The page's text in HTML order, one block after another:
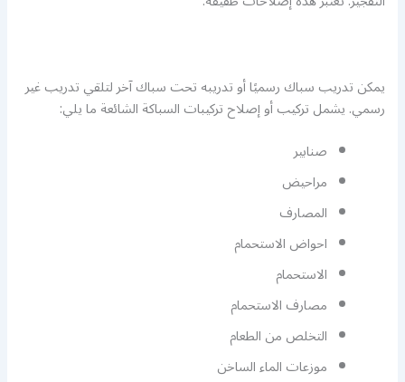
يمكن تدريب سباك رسميًا أو تدريبه تحت سباك آخر لتلقي تدريب غير
رسمي. يشمل تركيب أو إصلاح تركيبات السباكة الشائعة ما يلي:
صنابير
مراحيض
المصارف
احواض الاستحمام
الاستحمام
مصارف الاستحمام
التخلص من الطعام
موزعات الماء الساخن